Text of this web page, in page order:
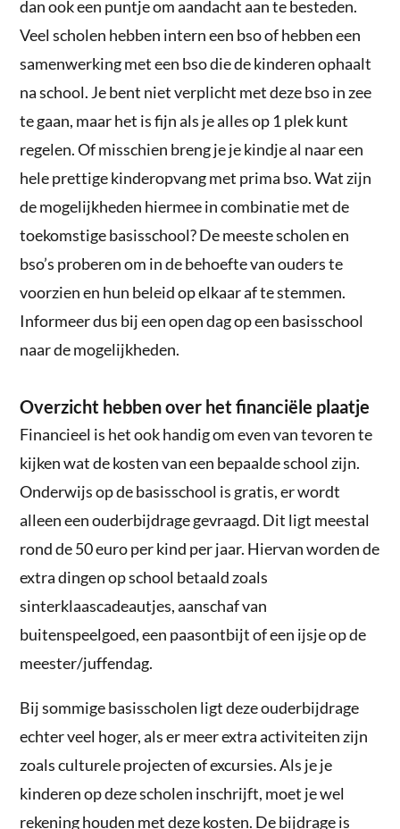
dan ook een puntje om aandacht aan te besteden.
Veel scholen hebben intern een bso of hebben een
samenwerking met een bso die de kinderen ophaalt
na school. Je bent niet verplicht met deze bso in zee
te gaan, maar het is fijn als je alles op 1 plek kunt
regelen. Of misschien breng je je kindje al naar een
hele prettige kinderopvang met prima bso. Wat zijn
de mogelijkheden hiermee in combinatie met de
toekomstige basisschool? De meeste scholen en
bso’s proberen om in de behoefte van ouders te
voorzien en hun beleid op elkaar af te stemmen.
Informeer dus bij een open dag op een basisschool
naar de mogelijkheden.
Overzicht hebben over het financiële plaatje
Financieel is het ook handig om even van tevoren te
kijken wat de kosten van een bepaalde school zijn.
Onderwijs op de basisschool is gratis, er wordt
alleen een ouderbijdrage gevraagd. Dit ligt meestal
rond de 50 euro per kind per jaar. Hiervan worden de
extra dingen op school betaald zoals
sinterklaascadeautjes, aanschaf van
buitenspeelgoed, een paasontbijt of een ijsje op de
meester/juffendag.
Bij sommige basisscholen ligt deze ouderbijdrage
echter veel hoger, als er meer extra activiteiten zijn
zoals culturele projecten of excursies. Als je je
kinderen op deze scholen inschrijft, moet je wel
rekening houden met deze kosten. De bijdrage is